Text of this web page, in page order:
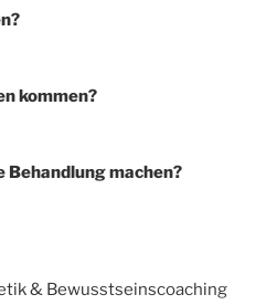
kommen?
Behandlung machen?
& Bewusstseinscoaching